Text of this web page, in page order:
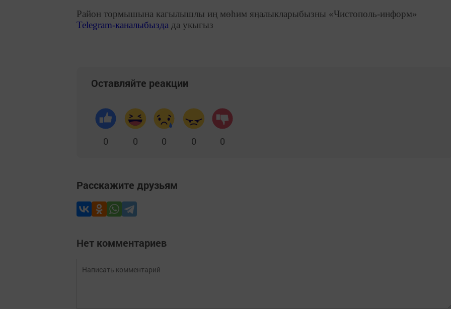
Район тормышына кагылышлы иң мөһим яңалыкларыбызны «Чистополь-информ»
Telegram-каналыбызда да укыгыз
Оставляйте реакции
0 0 0 0 0
Расскажите друзьям
Нет комментариев